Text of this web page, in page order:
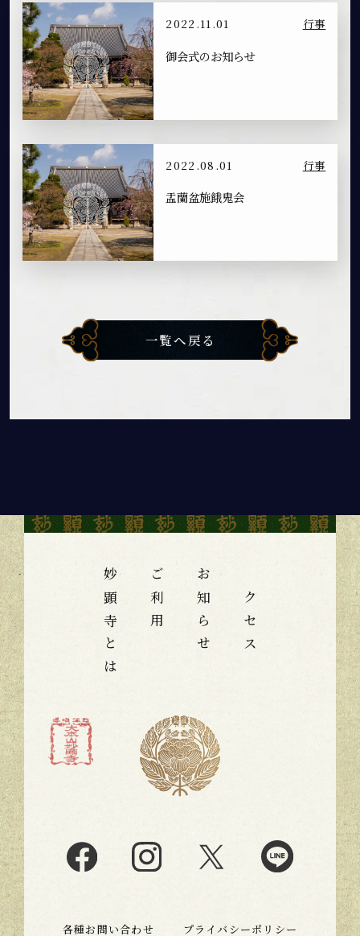
御会式のお知らせ
2022.11.01 行事
盂蘭盆施餓鬼会
2022.08.01 行事
一覧へ戻る
アクセス
お知らせ
ご利用
妙顕寺とは
各種お問い合わせ プライバシーポリシー